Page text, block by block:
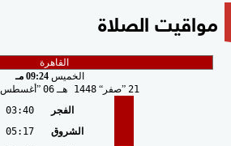
مواقيت الصلاة
الخميس09:24 مـ
21
صفر 1448 هـ 06 أغسطس
الفجر
03:40
الشروق
05:17